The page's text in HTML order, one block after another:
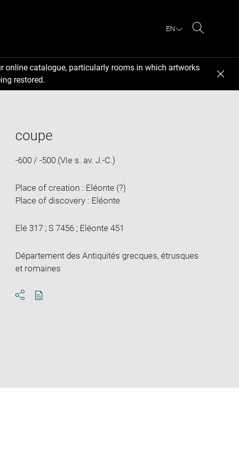
EN
online catalogue, particularly rooms in which artworks
restored.
coupe
-600 / -500 (VIe s. av. J.-C.)
Place of creation : Eléonte (?)
Place of discovery : Eléonte
Elé 317 ; S 7456 ; Eléonte 451
Département des Antiquités grecques, étrusques
et romaines